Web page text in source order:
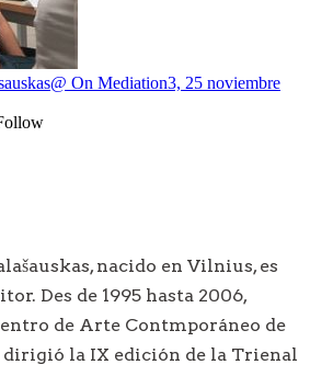
e
a
s
, nacido en Vilnius, es
Des de 1995 hasta 2006,
de Arte Contmporáneo de
dirigió la IX edición de la Trienal